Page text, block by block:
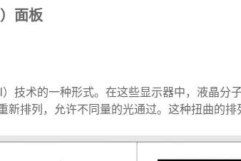
面板
技术的一种形式。在这些显示器中，液晶分
新排列，允许不同量的光通过。这种扭曲的